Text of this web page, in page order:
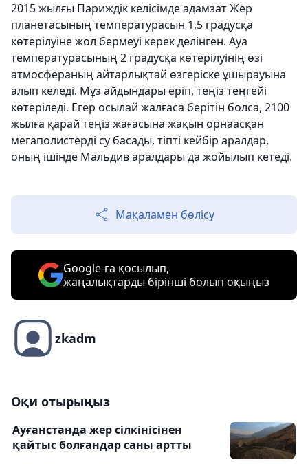
2015 жылғы Париждік келісімде адамзат Жер
планетасының температурасын 1,5 градусқа
көтерілуіне жол бермеуі керек делінген. Ауа
температурасының 2 градусқа көтерілуінің өзі
атмосфераның айтарлықтай өзгеріске ұшырауына
алып келеді. Мұз айдындары еріп, теңіз теңгейі
көтеріледі. Егер осылай жалғаса берітін болса, 2100
жылға қарай теңіз жағасына жақын орнаасқан
мегаполистерді су басады, тіпті кейбір аралдар,
оның ішінде Мальдив аралдары да жойылып кетеді.
Мақаламен бөлісу
Google-ға қосылып,
жаңалықтарды бірінші болып оқыңыз
zkadm
Оқи отырыңыз
Ауғанстанда жер сілкінісінен
қайтыс болғандар саны артты